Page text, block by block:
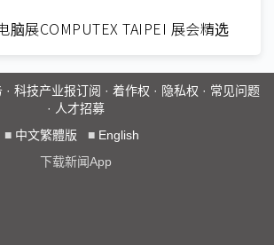
脑展COMPUTEX TAIPEI 展会精选
· 科技产业报订阅 · 着作权 · 隐私权 · 常见问题
· 人才招募
■ 中文繁體版 ■ English
下载新闻App